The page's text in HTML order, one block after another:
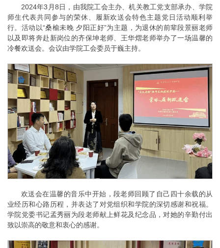
2024年3月8日，由我院工会主办、机关教工党支部承办、学院
师生代表共同参与的荣休、履新欢送会特色主题党日活动顺利举
行。活动以“桑榆未晚 夕阳正好”为主题，为退休的前辈段景丽老师
以及即将奔赴新岗位的齐保坤老师、王华熠老师举办了一场温馨的
冷餐欢送会。会议由学院工会委员于巍主持。
欢送会在温馨的音乐中开始，段老师回顾了自己四十余载的从
业经历和心路历程，并表达了对党组织和学院的深切感谢和祝福。
学院党委书记孟秀丽为段老师献上鲜花及纪念品，对她的辛勤付出
致以崇高的敬意和衷心的感谢。